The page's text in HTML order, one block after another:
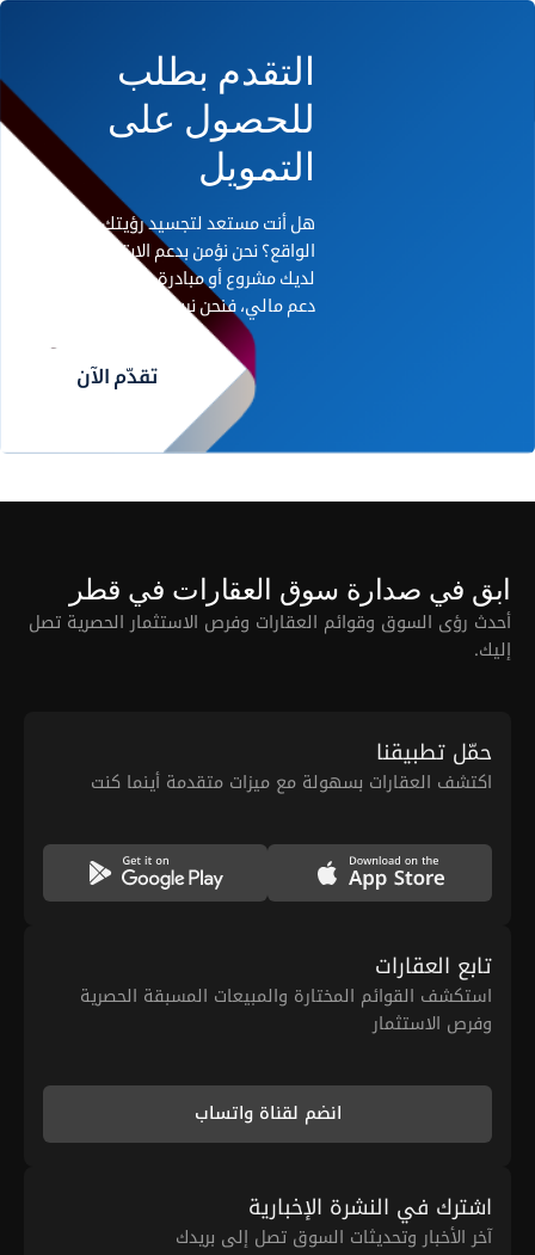
التقدم بطلب
للحصول على
التمويل
هل أنت مستعد لتجسيد رؤيتك على أرض
الواقع؟ نحن نؤمن بدعم الابتكار. إذا كان
لديك مشروع أو مبادرة رائدة تحتاج إلى
دعم مالي، فنحن نريد أن نسمع منك.
تقدّم الآن
ابق في صدارة سوق العقارات في قطر
أحدث رؤى السوق وقوائم العقارات وفرص الاستثمار الحصرية تصل
إليك.
حمّل تطبيقنا
اكتشف العقارات بسهولة مع ميزات متقدمة أينما كنت
تابع العقارات
استكشف القوائم المختارة والمبيعات المسبقة الحصرية
وفرص الاستثمار
انضم لقناة واتساب
اشترك في النشرة الإخبارية
آخر الأخبار وتحديثات السوق تصل إلى بريدك